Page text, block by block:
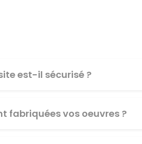
est-il sécurisé ?
fabriquées vos oeuvres ?